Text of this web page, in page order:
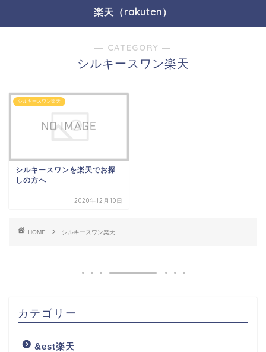
楽天（rakuten）
― CATEGORY ―
シルキースワン楽天
シルキースワン楽天
シルキースワンを楽天でお探
しの方へ
2020年12月10日
HOME シルキースワン楽天
カテゴリー
&est楽天